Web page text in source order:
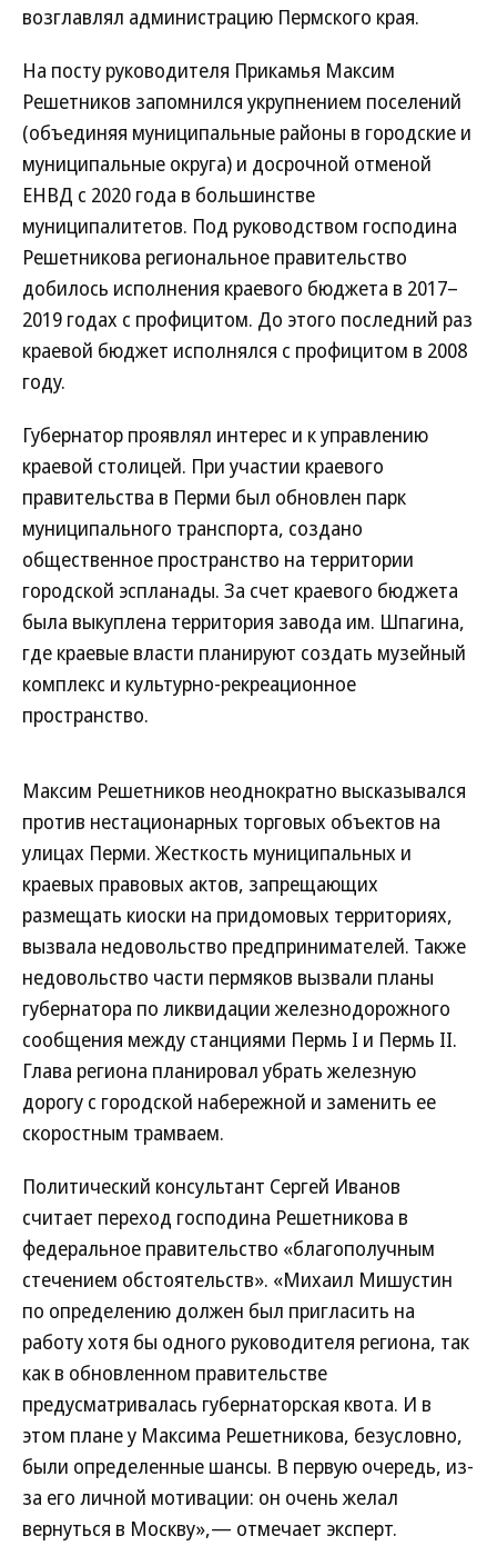
возглавлял администрацию Пермского края.
На посту руководителя Прикамья Максим
Решетников запомнился укрупнением поселений
(объединяя муниципальные районы в городские и
муниципальные округа) и досрочной отменой
ЕНВД с 2020 года в большинстве
муниципалитетов. Под руководством гос­подина
Решетникова региональное правительство
добилось исполнения краевого бюджета в 2017–
2019 годах с профицитом. До этого последний раз
краевой бюджет исполнялся с профицитом в 2008
году.
Губернатор проявлял интерес и к управлению
краевой столицей. При учас­тии краевого
правительства в Перми был обновлен парк
муниципального транс­порта, создано
общественное пространство на территории
городской эспланады. За счет краевого бюджета
была выкуплена территория завода им. Шпагина,
где краевые власти планируют создать музейный
комплекс и культурно-рекреационное
пространство.
Максим Решетников неоднократно высказывался
против нестационарных торговых объектов на
улицах Перми. Жесткость муниципальных и
краевых правовых актов, запрещающих
размещать киоски на придомовых территориях,
вызвала недовольство предпринимателей. Также
недовольство части пермяков вызвали планы
губернатора по ликвидации железнодорожного
сообщения между станциями Пермь I и Пермь II.
Глава региона планировал убрать железную
дорогу с городской набережной и заменить ее
скоростным трамваем.
Политический консультант Сергей Иванов
считает переход господина Решетникова в
федеральное правительство «благополучным
стечением обстоятельств». «Михаил Мишустин
по определению должен был пригласить на
работу хотя бы одного руководителя региона, так
как в обновленном правительстве
предусматривалась губернаторская квота. И в
этом плане у Максима Решетникова, безусловно,
были определенные шансы. В первую очередь, из-
за его личной мотивации: он очень желал
вернуться в Москву»,— отмечает эксперт.